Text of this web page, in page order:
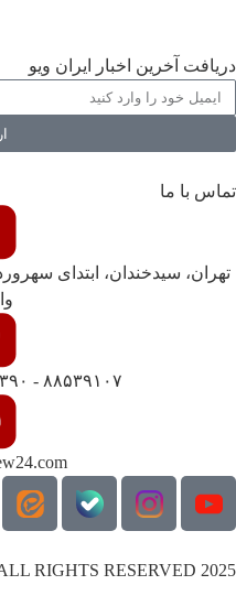
دریافت آخرین اخبار ایران ویو
تماس با ما
۸۸۵۳۹۱۰۷ - ۸۸۱۷۲۳۹۰ - ۸۸۷۳۶۴۲۵
RIGHTS RESERVED 2025